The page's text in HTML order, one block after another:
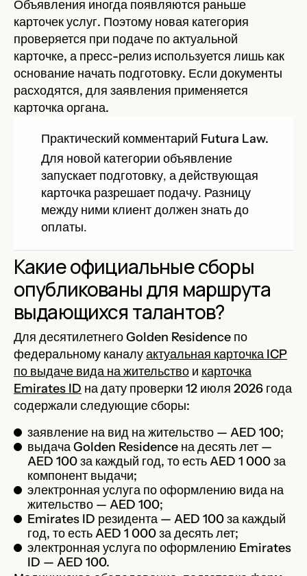
Объявления иногда появляются раньше
карточек услуг. Поэтому новая категория
проверяется при подаче по актуальной
карточке, а пресс-релиз используется лишь как
основание начать подготовку. Если документы
расходятся, для заявления применяется
карточка органа.
Практический комментарий Futura Law.
Для новой категории объявление
запускает подготовку, а действующая
карточка разрешает подачу. Разницу
между ними клиент должен знать до
оплаты.
Какие официальные сборы
опубликованы для маршрута
выдающихся талантов?
Для десятилетнего Golden Residence по
федеральному каналуактуальная карточка ICP
по выдаче вида на жительство и карточка
Emirates ID на дату проверки 12 июля 2026 года
содержали следующие сборы:
заявление на вид на жительство — AED 100;
выдача Golden Residence на десять лет —
AED 100 за каждый год, то есть AED 1 000 за
компонент выдачи;
электронная услуга по оформлению вида на
жительство — AED 100;
Emirates ID резидента — AED 100 за каждый
год, то есть AED 1 000 за десять лет;
электронная услуга по оформлению Emirates
ID — AED 100.